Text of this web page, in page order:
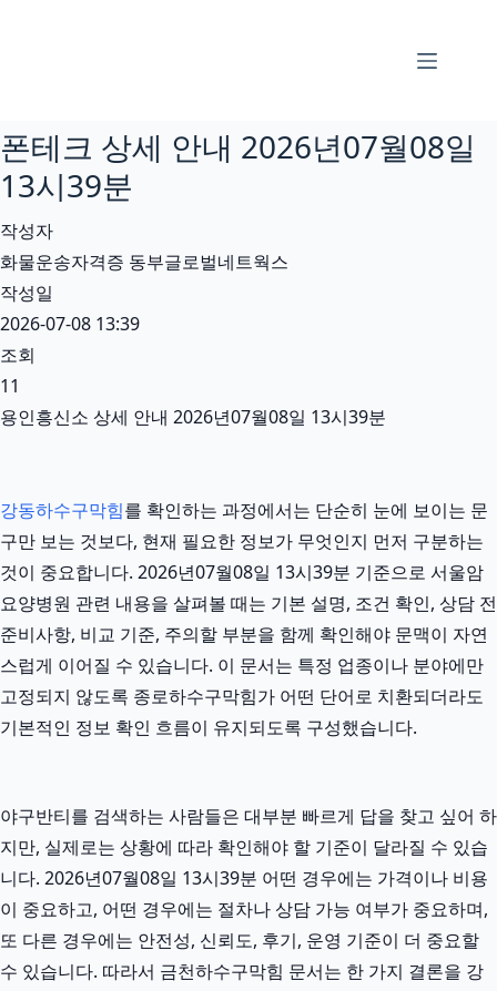
건
너
뛰
기
폰테크 상세 안내 2026년07월08일
13시39분
작성자
화물운송자격증 동부글로벌네트웍스
작성일
2026-07-08 13:39
조회
11
용인흥신소 상세 안내 2026년07월08일 13시39분
강동하수구막힘를 확인하는 과정에서는 단순히 눈에 보이는 문
구만 보는 것보다, 현재 필요한 정보가 무엇인지 먼저 구분하는
것이 중요합니다. 2026년07월08일 13시39분 기준으로 서울암
요양병원 관련 내용을 살펴볼 때는 기본 설명, 조건 확인, 상담 전
준비사항, 비교 기준, 주의할 부분을 함께 확인해야 문맥이 자연
스럽게 이어질 수 있습니다. 이 문서는 특정 업종이나 분야에만
고정되지 않도록 종로하수구막힘가 어떤 단어로 치환되더라도
기본적인 정보 확인 흐름이 유지되도록 구성했습니다.
야구반티를 검색하는 사람들은 대부분 빠르게 답을 찾고 싶어 하
지만, 실제로는 상황에 따라 확인해야 할 기준이 달라질 수 있습
니다. 2026년07월08일 13시39분 어떤 경우에는 가격이나 비용
이 중요하고, 어떤 경우에는 절차나 상담 가능 여부가 중요하며,
또 다른 경우에는 안전성, 신뢰도, 후기, 운영 기준이 더 중요할
수 있습니다. 따라서 금천하수구막힘 문서는 한 가지 결론을 강